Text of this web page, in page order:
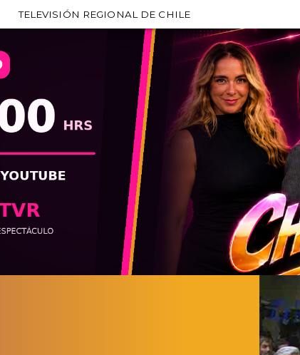
TELEVISIÓN REGIONAL DE CHILE